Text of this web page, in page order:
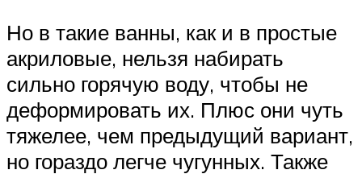
Но в такие ванны, как и в простые
акриловые, нельзя набирать
сильно горячую воду, чтобы не
деформировать их. Плюс они чуть
тяжелее, чем предыдущий вариант,
но гораздо легче чугунных. Также